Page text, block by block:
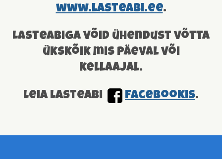
www.lasteabi.ee.
Lasteabiga võid ühendust võtta
ükskõik mis päeval või
kellaajal.
Leia Lasteabi facebookis.